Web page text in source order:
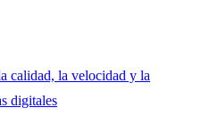
calidad, la velocidad y la
digitales